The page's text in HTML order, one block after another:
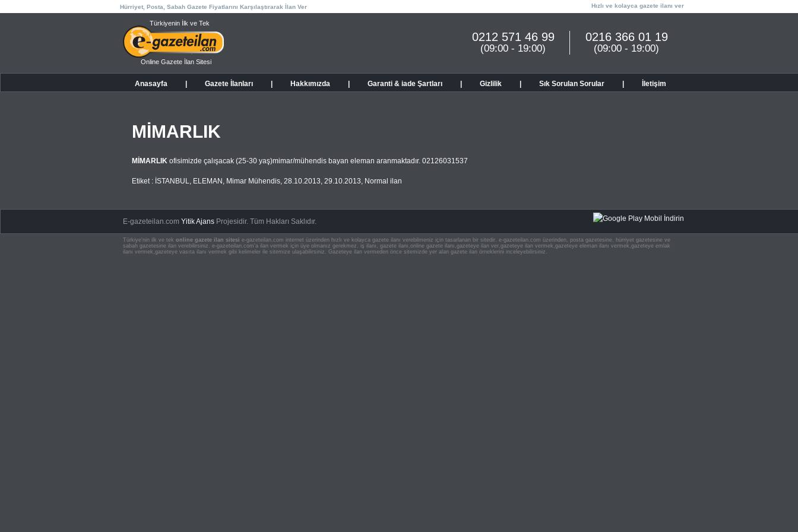
Hürriyet, Posta, Sabah Gazete Fiyatlarını Karşılaştırarak İlan Ver Hızlı ve kolayca gazete ilanı ver
Türkiyenin İlk ve Tek
Online Gazete İlan Sitesi
0216 366 01 19
(09:00 - 19:00)
0212 571 46 99
(09:00 - 19:00)
Anasayfa Gazete İlanları Hakkımızda Garanti & iade Şartları Gizlilik Sık Sorulan Sorular İletişim
MİMARLIK
MİMARLIK ofisimizde çalışacak (25-30 yaş)mimar/mühendis bayan eleman aranmaktadır. 02126031537
Etiket : İSTANBUL, ELEMAN , Mimar Mühendis, 28.10.2013, 29.10.2013, Normal ilan
E-gazeteilan.comYitik Ajans Projesidir.Tüm Hakları Saklıdır.
Türkiye'nin ilk ve tek online gazete ilan sitesi e-gazeteilan.com internet üzerinden hızlı ve kolayca gazete ilanı verebilmeniz için tasarlanan bir sitedir. e-gazeteilan.com üzerinden, posta gazetesine, hürriyet gazetesine ve
sabah gazetesine ilan verebilirsiniz. e-gazeteilan.com'a ilan vermek için üye olmanız gerekmez. iş ilanı, gazete ilanı,online gazete ilanı,gazeteye ilan ver,gazeteye ilan vermek,gazeteye eleman ilanı vermek,gazeteye emlak
ilanı vermek,gazeteye vasıta ilanı vermek gibi kelimeler ile sitemize ulaşabilirsiniz. Gazeteye ilan vermeden önce sitemizde yer alan gazete ilan örneklerini inceleyebilirsiniz.